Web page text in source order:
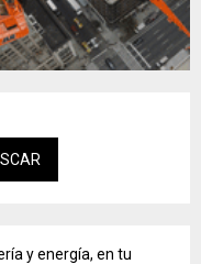
y energía, en tu